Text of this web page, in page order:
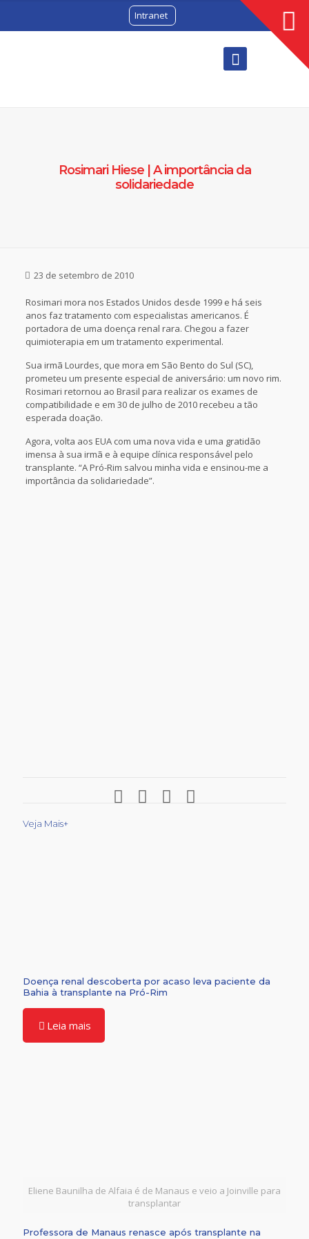
Intranet
Rosimari Hiese | A importância da
solidariedade
23 de setembro de 2010
Rosimari mora nos Estados Unidos desde 1999 e há seis
anos faz tratamento com especialistas americanos. É
portadora de uma doença renal rara. Chegou a fazer
quimioterapia em um tratamento experimental.
Sua irmã Lourdes, que mora em São Bento do Sul (SC),
prometeu um presente especial de aniversário: um novo rim.
Rosimari retornou ao Brasil para realizar os exames de
compatibilidade e em 30 de julho de 2010 recebeu a tão
esperada doação.
Agora, volta aos EUA com uma nova vida e uma gratidão
imensa à sua irmã e à equipe clínica responsável pelo
transplante. “A Pró-Rim salvou minha vida e ensinou-me a
importância da solidariedade”.
Veja Mais+
Doença renal descoberta por acaso leva paciente da
Bahia à transplante na Pró-Rim
Leia mais
Eliene Baunilha de Alfaia é de Manaus e veio a Joinville para
transplantar
Professora de Manaus renasce após transplante na